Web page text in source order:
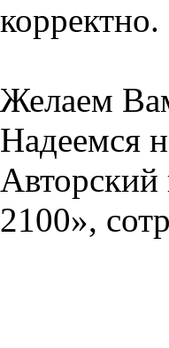
корректно.
Желаем
Надеемся
Авторский
2100»,